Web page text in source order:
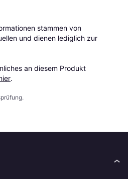
stammen von
und dienen lediglich zur
an diesem Produkt
.